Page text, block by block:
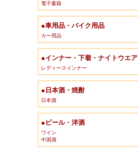
電子書籍
●車用品・バイク用品
カー用品
●インナー・下着・ナイトウエア
レディースインナー
●日本酒・焼酎
日本酒
●ビール・洋酒
ワイン
中国酒